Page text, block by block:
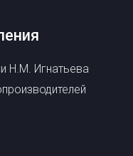
Н.М. Игнатьева